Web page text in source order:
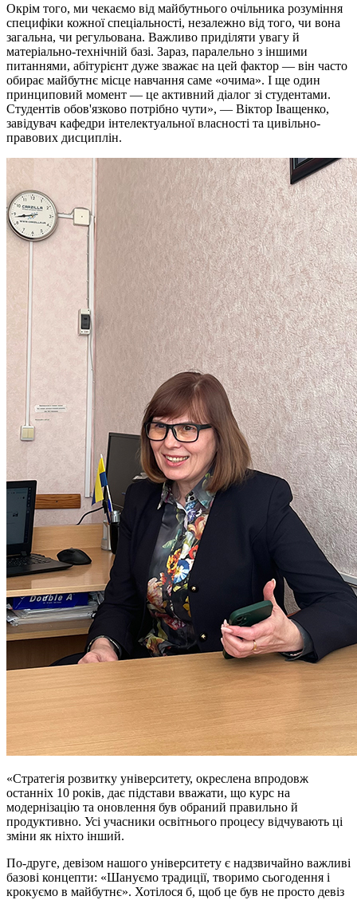
Окрім того, ми чекаємо від майбутнього очільника розуміння
специфіки кожної спеціальності, незалежно від того, чи вона
загальна, чи регульована. Важливо приділяти увагу й
матеріально-технічній базі. Зараз, паралельно з іншими
питаннями, абітурієнт дуже зважає на цей фактор — він часто
обирає майбутнє місце навчання саме «очима». І ще один
принциповий момент — це активний діалог зі студентами.
Студентів обов'язково потрібно чути», — Віктор Іващенко,
завідувач кафедри інтелектуальної власності та цивільно-
правових дисциплін.
«Стратегія розвитку університету, окреслена впродовж
останніх 10 років, дає підстави вважати, що курс на
модернізацію та оновлення був обраний правильно й
продуктивно. Усі учасники освітнього процесу відчувають ці
зміни як ніхто інший.
По-друге, девізом нашого університету є надзвичайно важливі
базові концепти: «Шануємо традиції, творимо сьогодення і
крокуємо в майбутнє». Хотілося б, щоб це був не просто девіз